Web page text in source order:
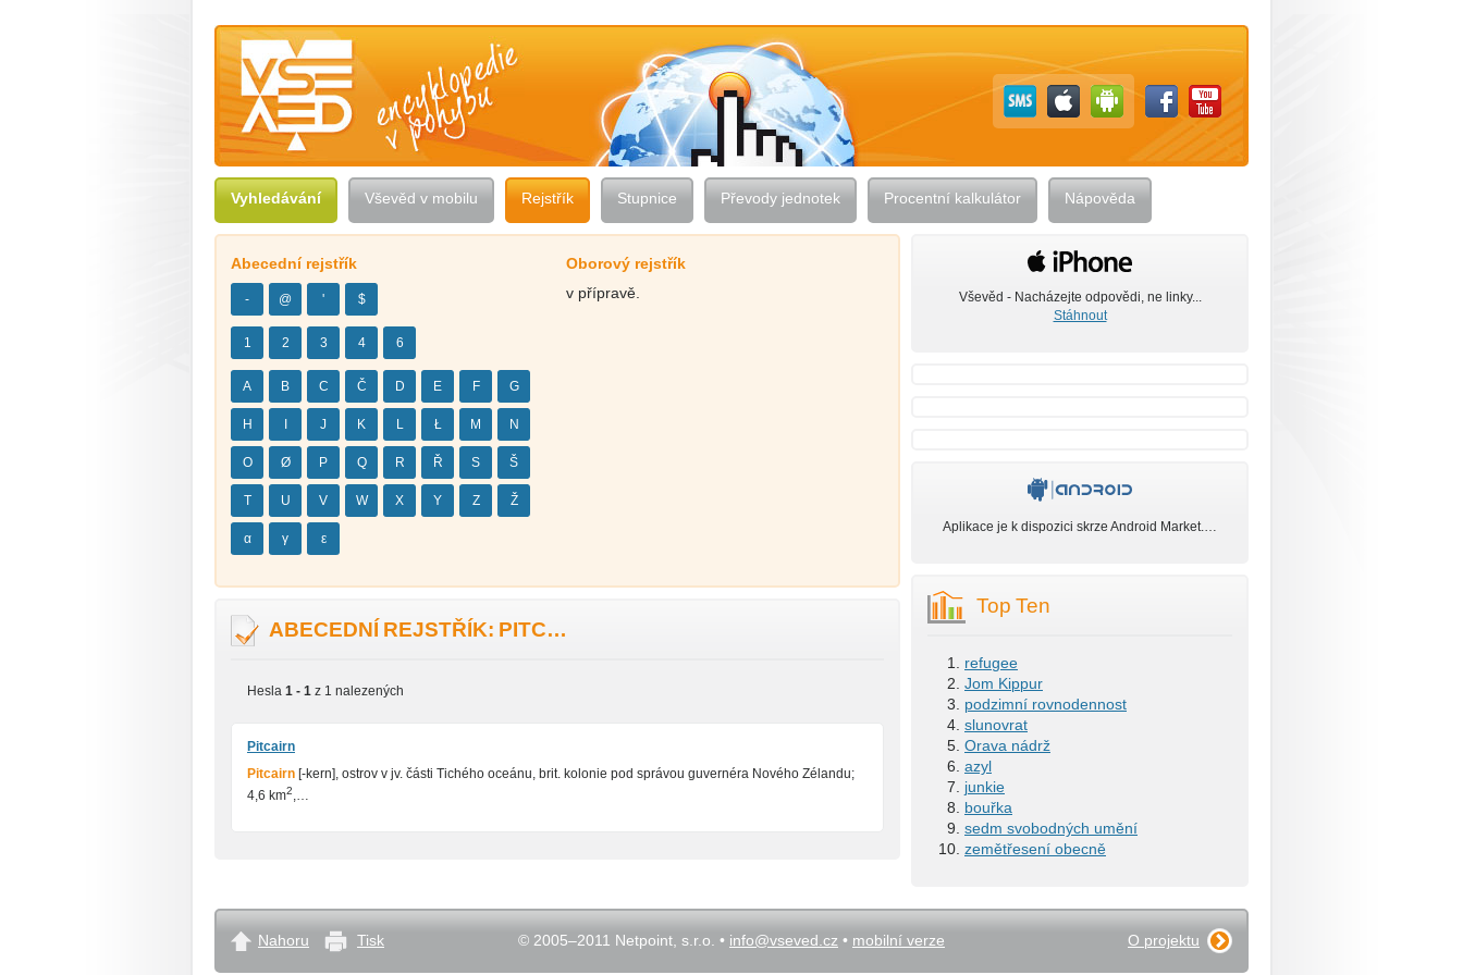
Vševěd — encyklopedie v pohybu
Vyhledávání Vševěd v mobilu Rejstřík Stupnice Převody jednotek Procentní kalkulátor Nápověda
Abecední rejstřík
- @ ' $
1 2 3 4 6
A B C Č D E F G
H J K L Ł M N
O Ø P Q R Ř S Š
T U V W X Y Z Ž
α γ ε
Oborový rejstřík
v přípravě.
ABECEDNÍ REJSTŘÍK: PITC…
Hesla 1 - 1 z 1 nalezených
Pitcairn
Pitcairn [-kern], ostrov v jv. části Tichého oceánu, brit. kolonie pod správou guvernéra Nového Zélandu;
4,6 km2,…
Vševěd - Nacházejte odpovědi, ne linky...
Stáhnout
Aplikace je k dispozici skrze Android Market.…
Top Ten
refugee
Jom Kippur
podzimní rovnodennost
slunovrat
Orava nádrž
azyl
junkie
bouřka
sedm svobodných umění
zemětřesení obecně
© 2005–2011 Netpoint, s.r.o. • info@vseved.cz • mobilní verze
Nahoru Tisk O projektu